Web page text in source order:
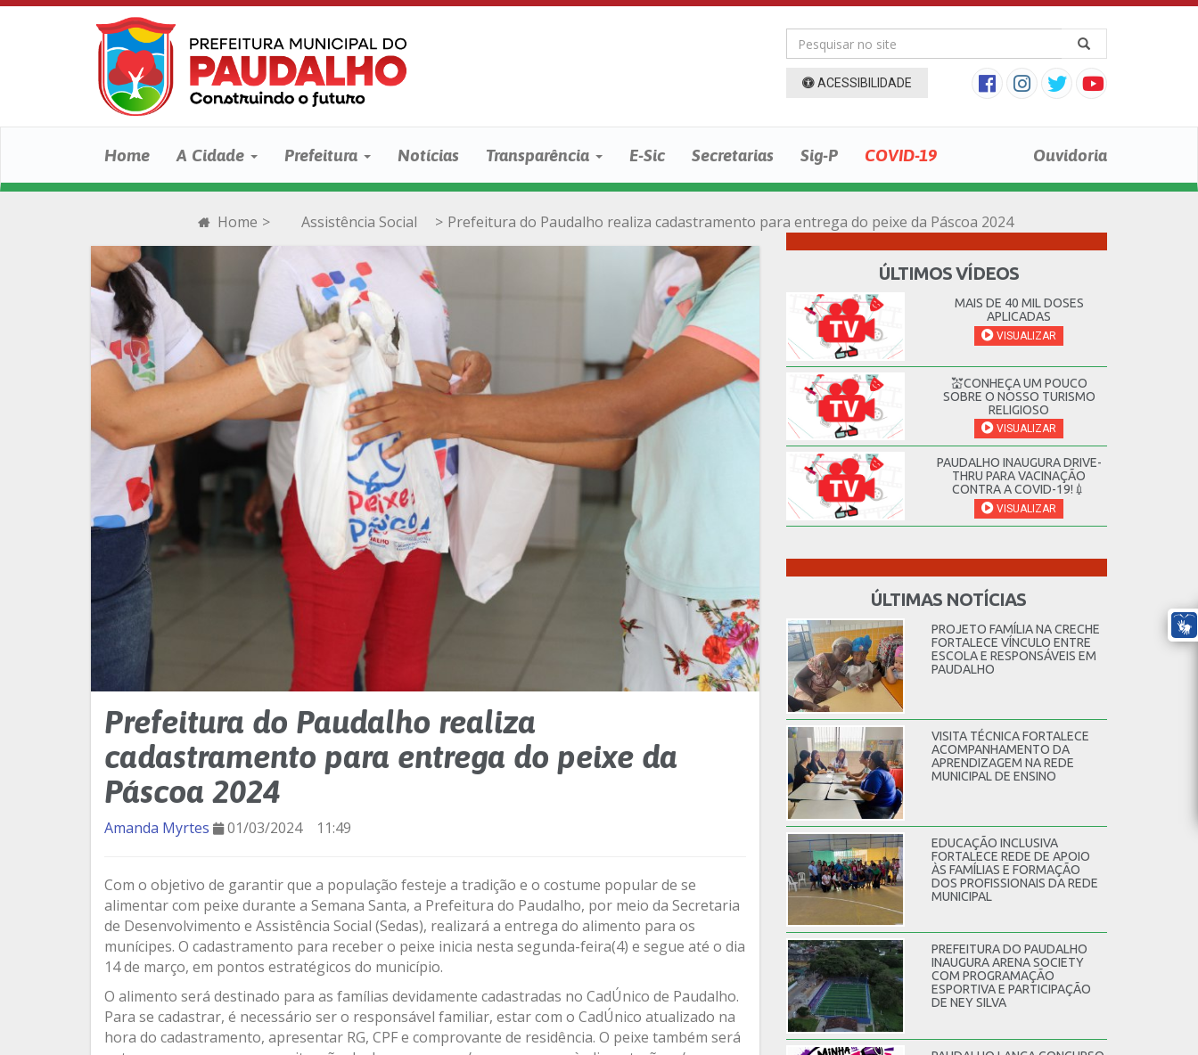
ACESSIBILIDADE
Home A Cidade Prefeitura Notícias Transparência E-Sic Secretarias Sig-P COVID-19 Ouvidoria
Home > Assistência Social > Prefeitura do Paudalho realiza cadastramento para entrega do peixe da Páscoa 2024
Prefeitura do Paudalho realiza
cadastramento para entrega do peixe da
Páscoa 2024
Amanda Myrtes 01/03/2024 11:49
Com o objetivo de garantir que a população festeje a tradição e o costume popular de se
alimentar com peixe durante a Semana Santa, a Prefeitura do Paudalho, por meio da Secretaria
de Desenvolvimento e Assistência Social (Sedas), realizará a entrega do alimento para os
munícipes. O cadastramento para receber o peixe inicia nesta segunda-feira(4) e segue até o dia
14 de março, em pontos estratégicos do município.
O alimento será destinado para as famílias devidamente cadastradas no CadÚnico de Paudalho.
Para se cadastrar, é necessário ser o responsável familiar, estar com o CadÚnico atualizado na
hora do cadastramento, apresentar RG, CPF e comprovante de residência. O peixe também será
ÚLTIMOS VÍDEOS
MAIS DE 40 MIL DOSES
APLICADAS
VISUALIZAR
💒CONHEÇA UM POUCO
SOBRE O NOSSO TURISMO
RELIGIOSO
VISUALIZAR
PAUDALHO INAUGURA DRIVE-
THRU PARA VACINAÇÃO
CONTRA A COVID-19!💉
VISUALIZAR
ÚLTIMAS NOTÍCIAS
PROJETO FAMÍLIA NA CRECHE
FORTALECE VÍNCULO ENTRE
ESCOLA E RESPONSÁVEIS EM
PAUDALHO
VISITA TÉCNICA FORTALECE
ACOMPANHAMENTO DA
APRENDIZAGEM NA REDE
MUNICIPAL DE ENSINO
EDUCAÇÃO INCLUSIVA
FORTALECE REDE DE APOIO
ÀS FAMÍLIAS E FORMAÇÃO
DOS PROFISSIONAIS DA REDE
MUNICIPAL
PREFEITURA DO PAUDALHO
INAUGURA ARENA SOCIETY
COM PROGRAMAÇÃO
ESPORTIVA E PARTICIPAÇÃO
DE NEY SILVA